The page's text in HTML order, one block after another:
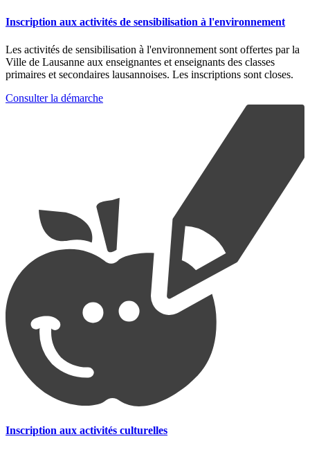
Inscription aux activités de sensibilisation à l'environnement
Les activités de sensibilisation à l'environnement sont offertes par la
Ville de Lausanne aux enseignantes et enseignants des classes
primaires et secondaires lausannoises. Les inscriptions sont closes.
Consulter la démarche
Inscription aux activités culturelles